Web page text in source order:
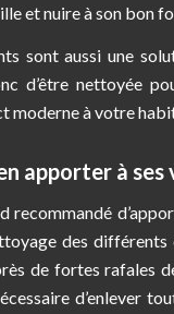
et nuire à son bon
sont aussi une
d’être nettoyée
moderne à votre
apporter à ses
recommandé
des différents
de fortes rafales
d’enlever